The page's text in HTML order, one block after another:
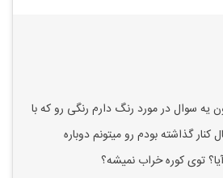
یه سوال در مورد رنگ دارم رنگی رو که با
گذاشته بودم رو میتونم دوباره
توی کوره خراب نمیشه؟